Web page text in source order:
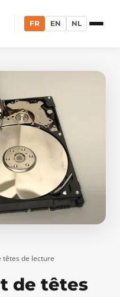
FR EN NL
têtes de lecture
de têtes